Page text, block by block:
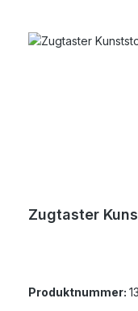
Zugtaster
Produktnummer: